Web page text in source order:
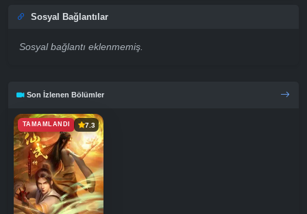
Sosyal Bağlantılar
Sosyal bağlantı eklenmemiş.
Son İzlenen Bölümler
TAMAMLANDI 7.3